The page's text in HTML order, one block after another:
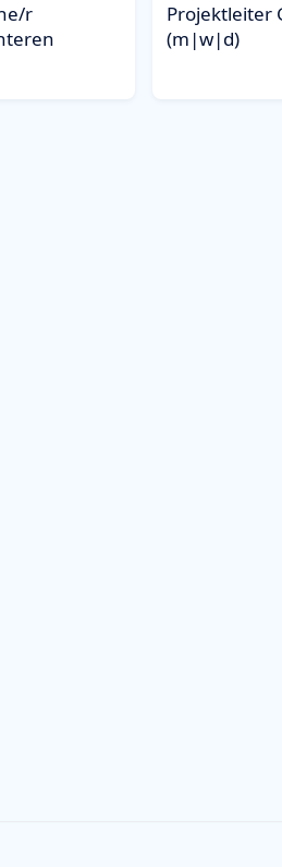
r
Projektleiter
(m|w|d)